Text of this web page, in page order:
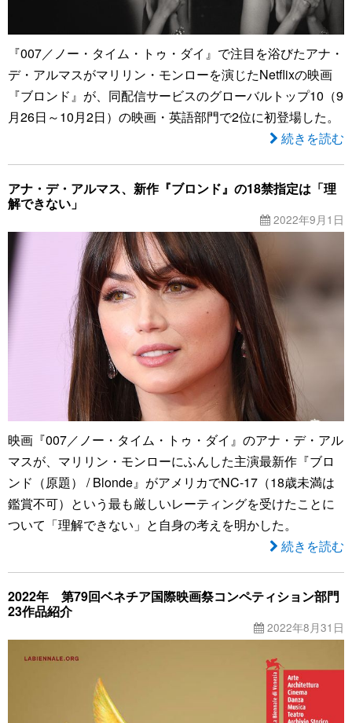
『007／ノー・タイム・トゥ・ダイ』で注目を浴びたアナ・
デ・アルマスがマリリン・モンローを演じたNetflixの映画
『ブロンド』が、同配信サービスのグローバルトップ10（9
月26日～10月2日）の映画・英語部門で2位に初登場した。
続きを読む
アナ・デ・アルマス、新作『ブロンド』の18禁指定は「理
解できない」
2022年9月1日
映画『007／ノー・タイム・トゥ・ダイ』のアナ・デ・アル
マスが、マリリン・モンローにふんした主演最新作『ブロ
ンド（原題） / Blonde』がアメリカでNC-17（18歳未満は
鑑賞不可）という最も厳しいレーティングを受けたことに
ついて「理解できない」と自身の考えを明かした。
続きを読む
2022年 第79回ベネチア国際映画祭コンペティション部門
23作品紹介
2022年8月31日